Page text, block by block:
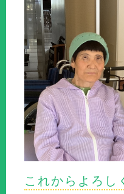
これからよろし